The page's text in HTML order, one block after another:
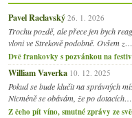
Pavel Raclavský 26. 1. 2026
Trochu pozdě, ale přece jen bych
vloni ve Strekově podobně. Ovšem z…
Dvě frankovky s pozvánkou na
William Vaverka 10. 12. 2025
Pokud se bude klučit na správných
Nicméně se obávám, že po dotacích…
Z čeho pít víno, smutné zprávy ze